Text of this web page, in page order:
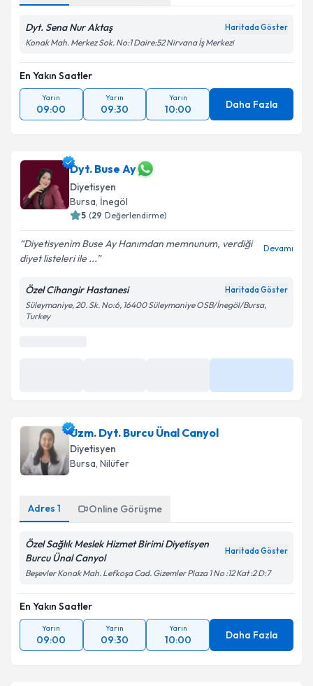
Dyt. Sena Nur Aktaş Haritada Göster
Konak Mah. Merkez Sok. No:1 Daire:52 Nirvana İş Merkezi
En Yakın Saatler
Yarın
09:00
Yarın
09:30
Yarın
10:00 Daha Fazla
Dyt. Buse Ay
Diyetisyen
Bursa, İnegöl
5 (29 Değerlendirme)
Diyetisyenim Buse Ay Hanımdan memnunum, verdiği
diyet listeleri ile ...
Devamı
Özel Cihangir Hastanesi Haritada Göster
Süleymaniye, 20. Sk. No:6, 16400 Süleymaniye OSB/İnegöl/Bursa,
Turkey
Uzm. Dyt. Burcu Ünal Canyol
Diyetisyen
Bursa, Nilüfer
Adres 1 Online Görüşme
Özel Sağlık Meslek Hizmet Birimi Diyetisyen
Burcu Ünal Canyol
Haritada Göster
Beşevler Konak Mah. Lefkoşa Cad. Gizemler Plaza 1 No :12 Kat :2 D:7
En Yakın Saatler
Yarın
09:00
Yarın
09:30
Yarın
10:00 Daha Fazla